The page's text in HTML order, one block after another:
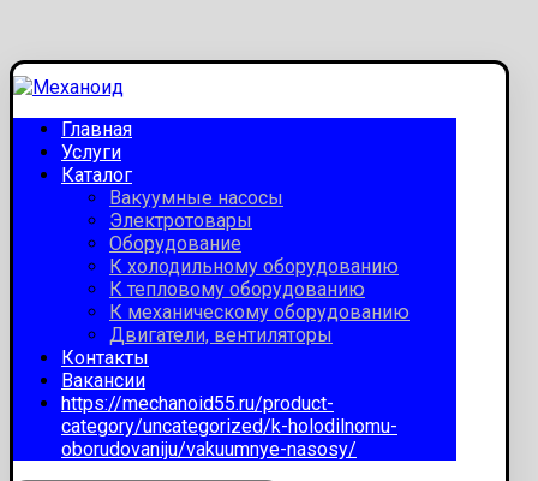
Главная
Услуги
Каталог
Вакуумные насосы
Электротовары
Оборудование
К холодильному оборудованию
К тепловому оборудованию
К механическому оборудованию
Двигатели, вентиляторы
Контакты
Вакансии
https://mechanoid55.ru/product-
category/uncategorized/k-holodilnomu-
oborudovaniju/vakuumnye-nasosy/